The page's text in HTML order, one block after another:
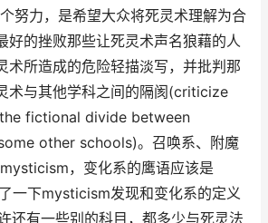
努力，是希望大众将死灵术理解为合
好的挫败那些让死灵术声名狼藉的人
术所造成的危险轻描淡写，并批判那
术与其他学科之间的隔阂(criticize
fictional divide between
other schools)。召唤系、附魔
，变化系的鹰语应该是
一下mysticism发现和变化系的定义
还有一些别的科目，都多少与死灵法